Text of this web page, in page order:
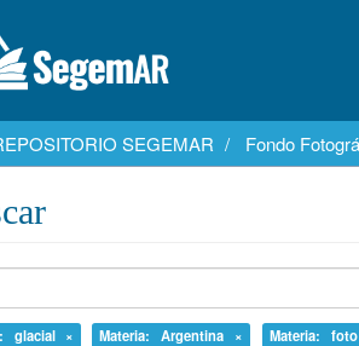
SEGEMAR Fondo
glacial × Materia: Argentina × Materia: